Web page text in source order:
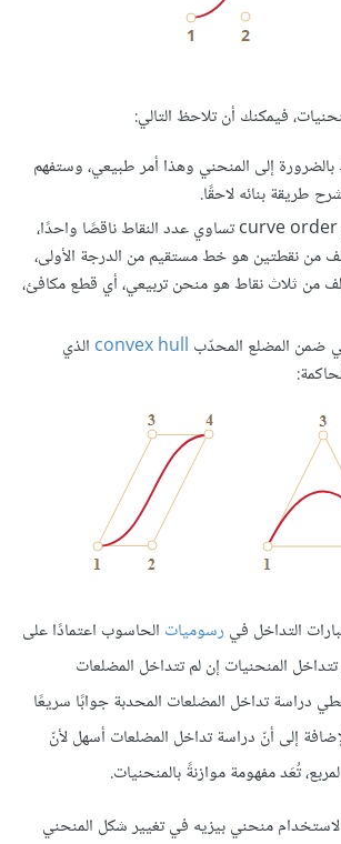
فيمكنك أن تلاحظ التالي:
بالضرورة إلى المنحني وهذا أمر طبيعي، وستفهم
طريقة بنائه لاحقًا.
درجة المنحني curve order تساوي عدد النقاط ناقصًا واحدًا،
من نقطتين هو خط مستقيم من الدرجة الأولى،
من ثلاث نقاط هو منحن تربيعي، أي قطع مكافئ،
ضمن المضلع المحدّب convex hull الذي
التداخل في رسوميات الحاسوب اعتمادًا على
المنحنيات إن لم تتداخل المضلعات
دراسة تداخل المضلعات المحدبة جوابًا سريعًا
إلى أنّ دراسة تداخل المضلعات أسهل لأنّ
تُعَد مفهومة موازنةً بالمنحنيات.
لاستخدام منحني بيزيه في تغيير شكل المنحني